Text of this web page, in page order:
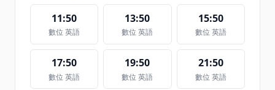
11:50
數位 英語
13:50
數位 英語
15:50
數位 英語
17:50
數位 英語
19:50
數位 英語
21:50
數位 英語